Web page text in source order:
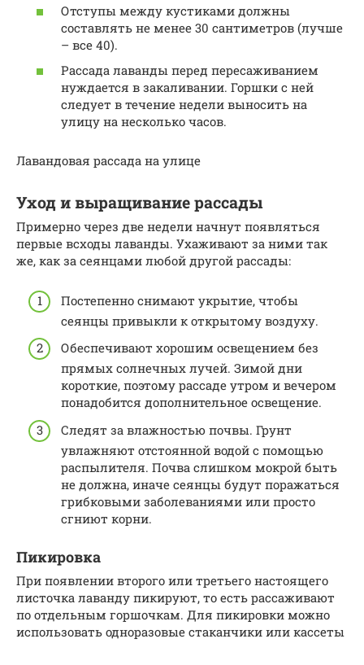
Отступы между кустиками должны
составлять не менее 30 сантиметров (лучше
– все 40).
Рассада лаванды перед пересаживанием
нуждается в закаливании. Горшки с ней
следует в течение недели выносить на
улицу на несколько часов.
Лавандовая рассада на улице
Уход и выращивание рассады
Примерно через две недели начнут появляться
первые всходы лаванды. Ухаживают за ними так
же, как за сеянцами любой другой рассады:
Постепенно снимают укрытие, чтобы
сеянцы привыкли к открытому воздуху.
Обеспечивают хорошим освещением без
прямых солнечных лучей. Зимой дни
короткие, поэтому рассаде утром и вечером
понадобится дополнительное освещение.
Следят за влажностью почвы. Грунт
увлажняют отстоянной водой с помощью
распылителя. Почва слишком мокрой быть
не должна, иначе сеянцы будут поражаться
грибковыми заболеваниями или просто
сгниют корни.
Пикировка
При появлении второго или третьего настоящего
листочка лаванду пикируют, то есть рассаживают
по отдельным горшочкам. Для пикировки можно
использовать одноразовые стаканчики или кассеты